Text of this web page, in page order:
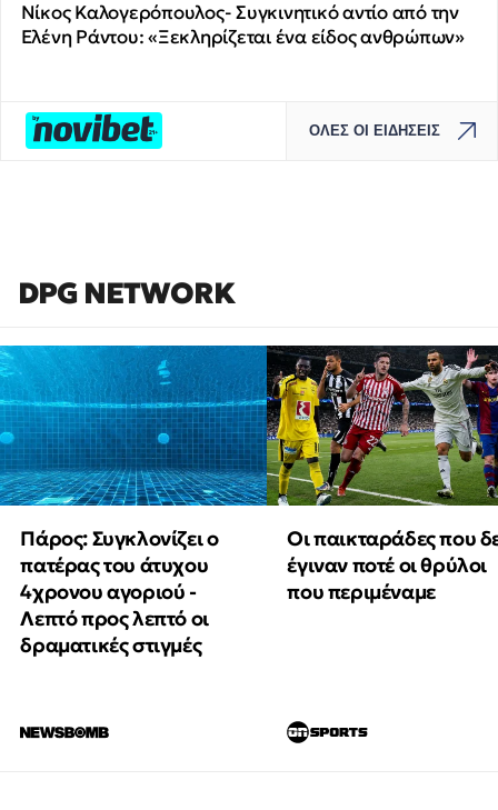
Νίκος Καλογερόπουλος- Συγκινητικό αντίο από την
Ελένη Ράντου: «Ξεκληρίζεται ένα είδος ανθρώπων»
ΟΛΕΣ ΟΙ ΕΙΔΗΣΕΙΣ
DPG NETWORK
Πάρος: Συγκλονίζει ο
πατέρας του άτυχου
4χρονου αγοριού -
Λεπτό προς λεπτό οι
δραματικές στιγμές
Οι παικταράδες που
έγιναν ποτέ οι θρύλοι
που περιμέναμε